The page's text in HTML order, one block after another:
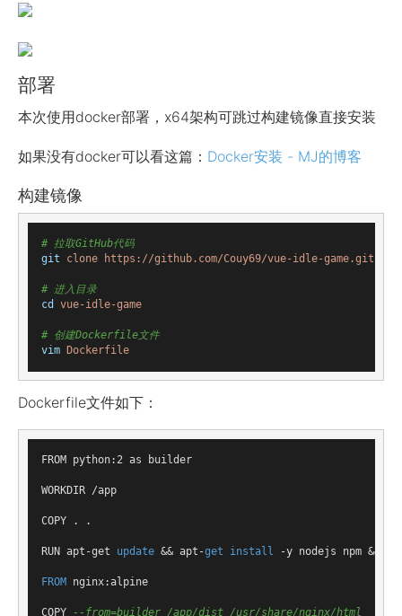
部署
本次使用docker部署，x64架构可跳过构建镜像直接安装
如果没有docker可以看这篇： Docker安装 - MJ的博客
构建镜像
# 拉取GitHub代码
git
clone https://github.com/Couy69/vue-idle-game.git
# 进入目录
cd
vue-idle-game
# 创建Dockerfile文件
vim Dockerfile
Dockerfile文件如下：
FROM python:2 as builder
WORKDIR /app
COPY . .
RUN apt-get update && apt-get install -y nodejs npm &&
FROM nginx:alpine
COPY --from=builder /app/dist /usr/share/nginx/html